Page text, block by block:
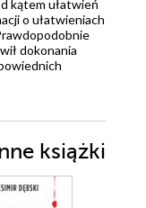
kątem ułatwień
o ułatwieniach
dokonania
książki